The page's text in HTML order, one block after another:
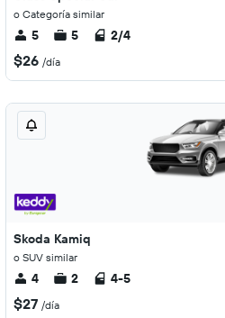
o Categoría similar
5 5 2/4
$26 /día
Skoda Kamiq
o SUV similar
4 2 4-5
$27 /día